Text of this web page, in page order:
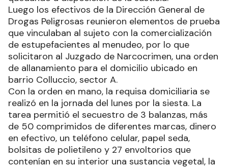
Luego los efectivos de la Dirección General de
Drogas Peligrosas reunieron elementos de prueba
que vinculaban al sujeto con la comercialización
de estupefacientes al menudeo, por lo que
solicitaron al Juzgado de Narcocrimen, una orden
de allanamiento para el domicilio ubicado en
barrio Colluccio, sector A.
Con la orden en mano, la requisa domiciliaria se
realizó en la jornada del lunes por la siesta. La
tarea permitió el secuestro de 3 balanzas, más
de 50 comprimidos de diferentes marcas, dinero
en efectivo, un teléfono celular, papel seda,
bolsitas de polietileno y 27 envoltorios que
contenían en su interior una sustancia vegetal, la